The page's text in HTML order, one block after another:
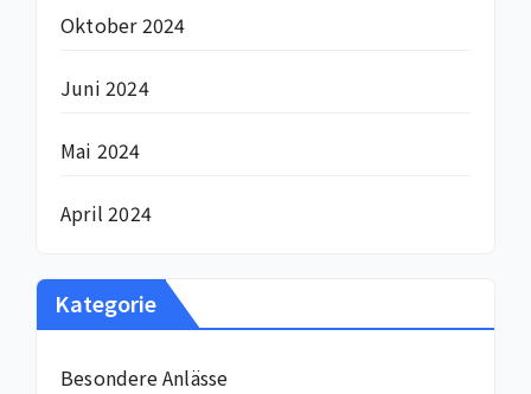
Oktober 2024
Juni 2024
Mai 2024
April 2024
Kategorie
Besondere Anlässe